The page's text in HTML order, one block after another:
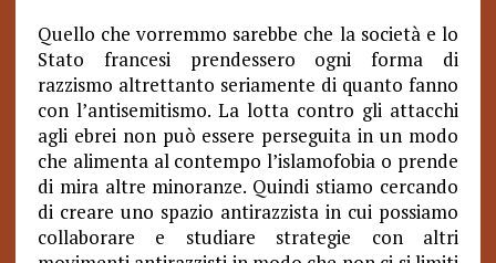
Quello che vorremmo sarebbe che la società e lo
Stato francesi prendessero ogni forma di
razzismo altrettanto seriamente di quanto fanno
con l’antisemitismo. La lotta contro gli attacchi
agli ebrei non può essere perseguita in un modo
che alimenta al contempo l’islamofobia o prende
di mira altre minoranze. Quindi stiamo cercando
di creare uno spazio antirazzista in cui possiamo
collaborare e studiare strategie con altri